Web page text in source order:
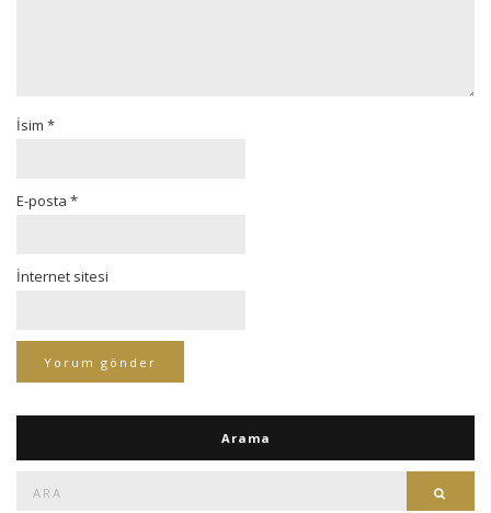
İsim *
E-posta *
İnternet sitesi
Arama